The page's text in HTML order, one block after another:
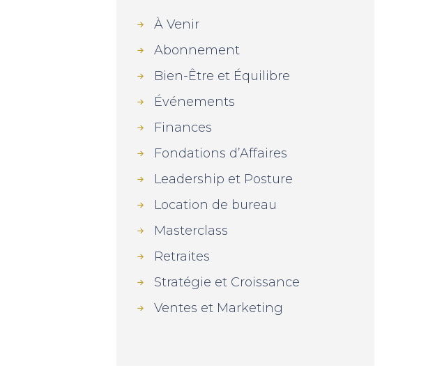
À Venir
Abonnement
Bien-Être et Équilibre
Événements
Finances
Fondations d’Affaires
Leadership et Posture
Location de bureau
Masterclass
Retraites
Stratégie et Croissance
Ventes et Marketing